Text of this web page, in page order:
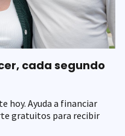
cada segundo
hoy. Ayuda a financiar
gratuitos para recibir